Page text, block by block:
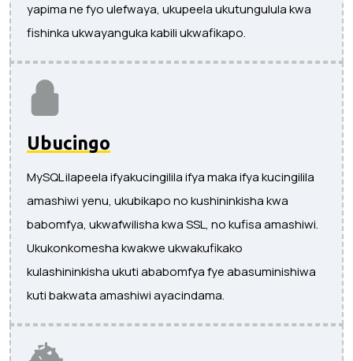
yapima ne fyo ulefwaya, ukupeela ukutungulula kwa
fishinka ukwayanguka kabili ukwafikapo.
Ubucingo
MySQL ilapeela ifyakucingilila ifya maka ifya kucingilila
amashiwi yenu, ukubikapo no kushininkisha kwa
babomfya, ukwafwilisha kwa SSL, no kufisa amashiwi.
Ukukonkomesha kwakwe ukwakufikako
kulashininkisha ukuti ababomfya fye abasuminishiwa
kuti bakwata amashiwi ayacindama.